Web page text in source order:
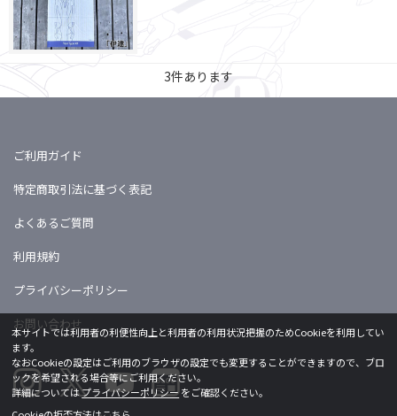
3件あります
ご利用ガイド
特定商取引法に基づく表記
よくあるご質問
利用規約
プライバシーポリシー
お問い合わせ
本サイトでは利用者の利便性向上と利用者の利用状況把握のためCookieを利用してい
ます。
なおCookieの設定はご利用のブラウザの設定でも変更することができますので、ブロ
ックを希望される場合等にご利用ください。
詳細についてはプライバシーポリシーをご確認ください。